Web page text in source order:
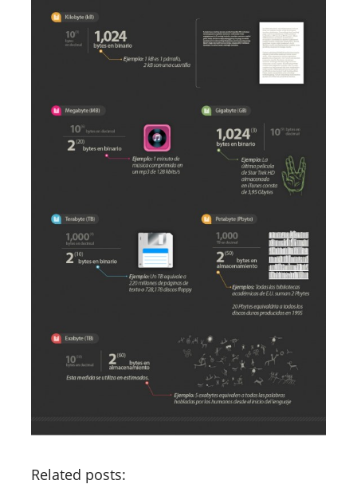
Related posts: